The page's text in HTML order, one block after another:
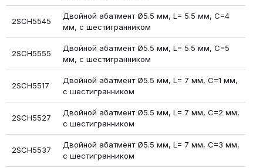
2SCH5545
Двойной абатмент Ø5.5 мм, L= 5.5 мм, С=4
мм, с шестигранником
2SCH5555
Двойной абатмент Ø5.5 мм, L= 5.5 мм, С=5
мм, с шестигранником
2SCH5517
Двойной абатмент Ø5.5 мм, L= 7 мм, С=1 мм,
с шестигранником
2SCH5527
Двойной абатмент Ø5.5 мм, L= 7 мм, С=2 мм,
с шестигранником
2SCH5537
Двойной абатмент Ø5.5 мм, L= 7 мм, С=3 мм,
с шестигранником